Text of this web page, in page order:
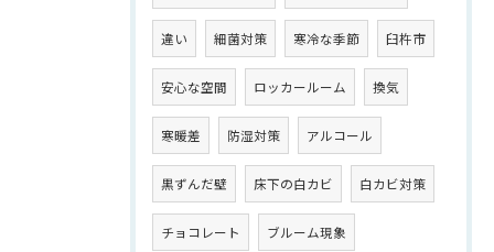
違い 細菌対策 寒冷な季節 臼杵市
安心な空間 ロッカールーム 換気
寒暖差 防湿対策 アルコール
黒ずんだ壁 床下の白カビ 白カビ対策
チョコレート ブルーム現象